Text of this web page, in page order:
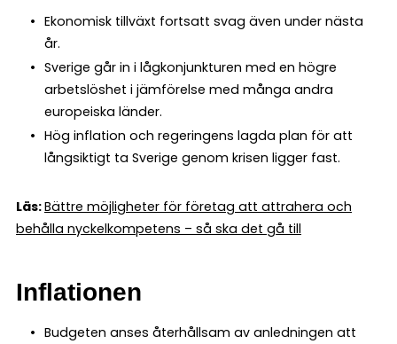
Ekonomisk tillväxt fortsatt svag även under nästa
år.
Sverige går in i lågkonjunkturen med en högre
arbetslöshet i jämförelse med många andra
europeiska länder.
Hög inflation och regeringens lagda plan för att
långsiktigt ta Sverige genom krisen ligger fast.
Läs:Bättre möjligheter för företag att attrahera och
behålla nyckelkompetens – så ska det gå till
Inflationen
Budgeten anses återhållsam av anledningen att